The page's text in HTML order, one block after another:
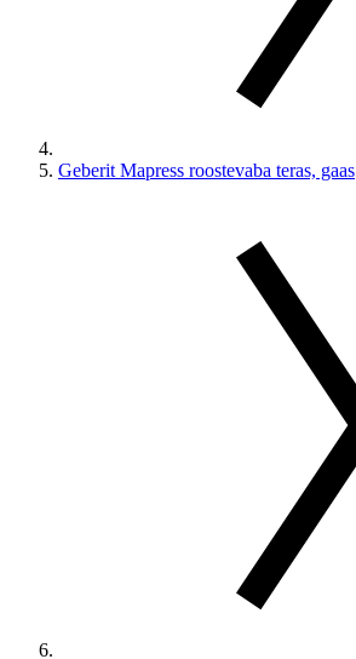
Geberit Mapress roostevaba teras, gaas